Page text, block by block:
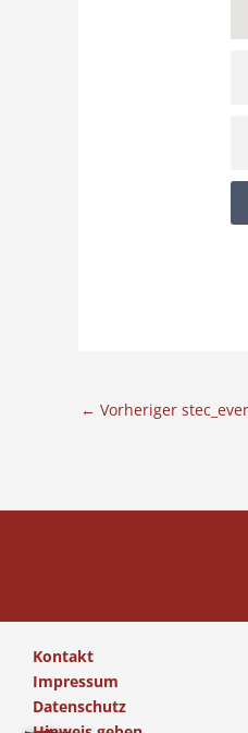
← Vorheriger
Kontakt
Impressum
Datenschutz